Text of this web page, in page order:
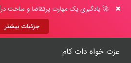
🚀 یادگیری یک مهارت پرتقاضا و ساخت
جزئیات بیشتر
عزت خواه دات کام